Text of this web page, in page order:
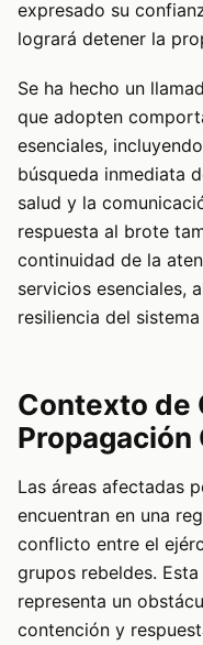
expresado su
logrará detener la
Se ha hecho un
que adopten
esenciales,
búsqueda inmediata
salud y la
respuesta al brote
continuidad de la
servicios esenciales,
resiliencia del
Contexto de
Propagación
Las áreas afectadas
encuentran en una
conflicto entre el
grupos rebeldes.
representa un
contención y